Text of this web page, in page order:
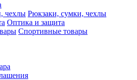
Рюкзаки, сумки, чехлы
Оптика и защита
Спортивные товары